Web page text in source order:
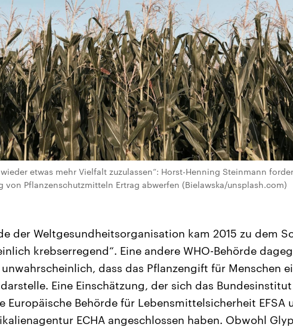
etwas mehr Vielfalt zuzulassen“: Horst-Henning Steinmann
von Pflanzenschutzmitteln Ertrag abwerfen (Bielawska/unsplash.com)
der Weltgesundheitsorganisation kam 2015 zu dem
krebserregend“. Eine andere WHO-Behörde
dass das Pflanzengift für Menschen
Eine Einschätzung, der sich das
Europäische Behörde für Lebensmittelsicherheit EFSA
ECHA angeschlossen haben. Obwohl